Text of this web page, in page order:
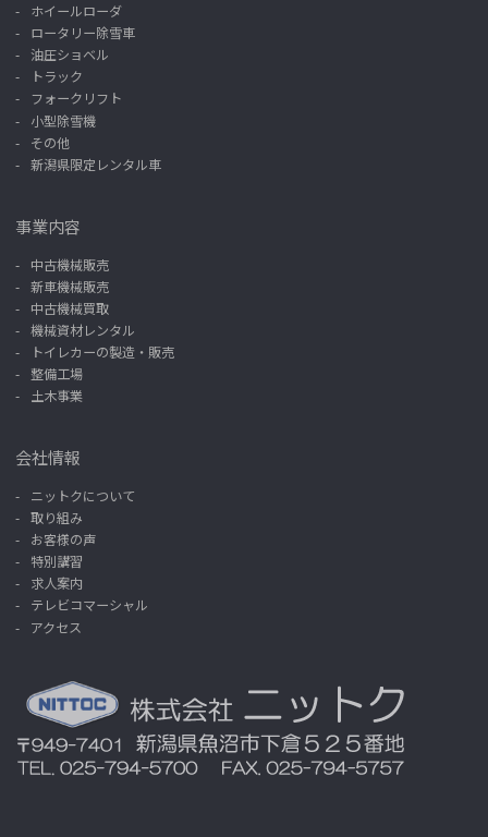
ホイールローダ
ロータリー除雪車
油圧ショベル
トラック
フォークリフト
小型除雪機
その他
新潟県限定レンタル車
事業内容
中古機械販売
新車機械販売
中古機械買取
機械資材レンタル
トイレカーの製造・販売
整備工場
土木事業
会社情報
ニットクについて
取り組み
お客様の声
特別講習
求人案内
テレビコマーシャル
アクセス